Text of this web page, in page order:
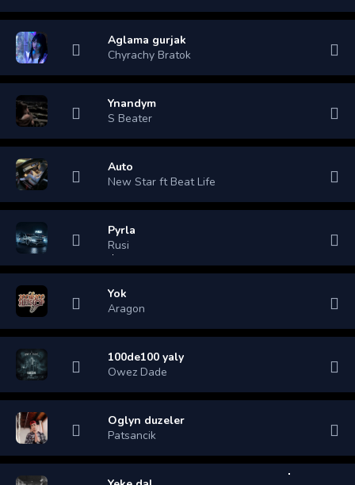
Aglama gurjak
Chyrachy Bratok
Ynandym
S Beater
Auto
New Star ft Beat Life
Pyrla
Rusi
Yok
Aragon
100de100 yaly
Owez Dade
Oglyn duzeler
Patsancik